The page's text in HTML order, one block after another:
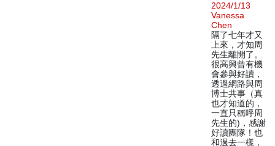
2024/1/13
Vanessa
Chen
隔了七年才又
上來，才知周
先生離開了。
很高興曾有機
會參與好讀，
透過網路與周
博士共事（真
也才知道的，
一直只稱呼周
先生的)，感謝
好讀團隊！也
和過去一樣，